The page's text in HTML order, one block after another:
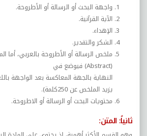
واجهة البحث أو الرسالة أو الأطروحة.
الآية القرآنية.
الإهداء.
الشكر والتقدير.
ملخص الرسالة أو الأطروحة بالعربي، أما
(
Abstract) فيوضع في
النهاية بالجهة المعاكسة بعد الواجهة
يزيد الملخص عن 250كلمة).
محتويات البحث أو الرسالة أو الاطروحة.
ثانياً: المتن: